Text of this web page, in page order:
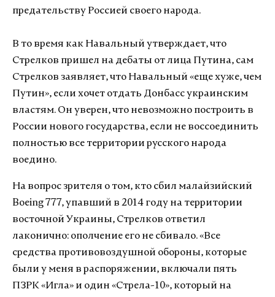
предательству Россией своего народа.
В то время как Навальный утверждает, что
Стрелков пришел на дебаты от лица Путина, сам
Стрелков заявляет, что Навальный «еще хуже, чем
Путин», если хочет отдать Донбасс украинским
властям. Он уверен, что невозможно построить в
России нового государства, если не воссоединить
полностью все территории русского народа
воедино.
На вопрос зрителя о том, кто сбил малайзийский
Boeing 777, упавший в 2014 году на территории
восточной Украины, Стрелков ответил
лаконично: ополчение его не сбивало. «Все
средства противовоздушной обороны, которые
были у меня в распоряжении, включали пять
ПЗРК «Игла» и один «Стрела-10», который на